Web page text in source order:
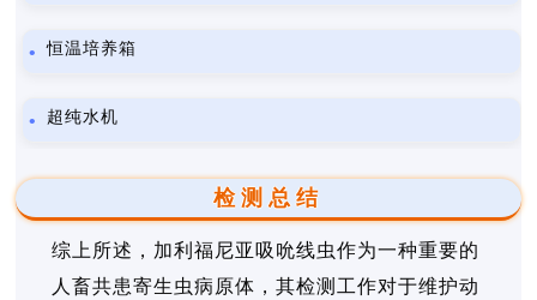
恒温培养箱
超纯水机
检测总结
综上所述，加利福尼亚吸吮线虫作为一种重要的
人畜共患寄生虫病原体，其检测工作对于维护动